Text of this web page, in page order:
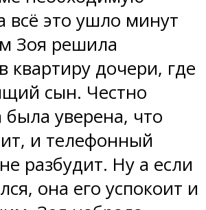
это ушло минут
Зоя решила
квартиру дочери, где
сын. Честно
была уверена, что
и телефонный
разбудит. Ну а если
она его успокоит и